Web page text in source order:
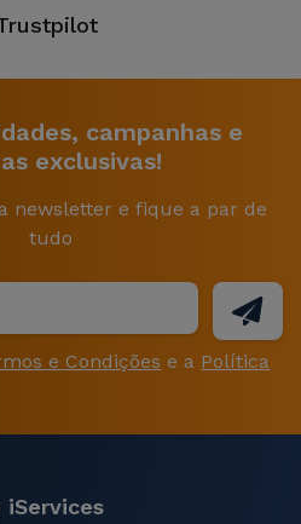
campanhas e
exclusivas!
newsletter e fique a par de
tudo
e Condições e a Política
iServices